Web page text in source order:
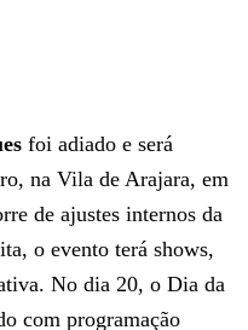
foi adiado e será
na Vila de Arajara, em
de ajustes internos da
o evento terá shows,
No dia 20, o Dia da
com programação